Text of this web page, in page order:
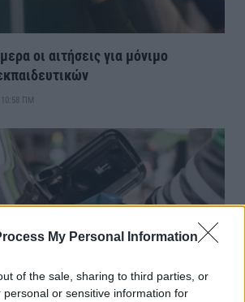
My Personal Information
of the sale, sharing to third parties, or
personal or sensitive information for
οι αιτήσεις για μόνιμο
10:58 ΠΜ